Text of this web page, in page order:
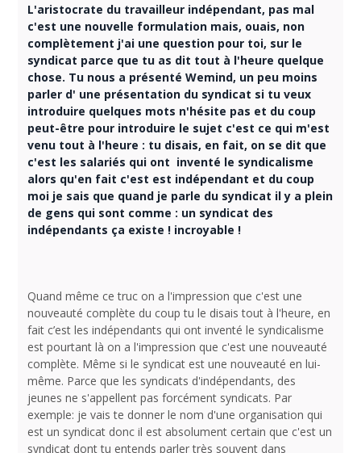
L'aristocrate du travailleur indépendant, pas mal
c'est une nouvelle formulation mais, ouais, non
complètement j'ai une question pour toi, sur le
syndicat parce que tu as dit tout à l'heure quelque
chose. Tu nous a présenté Wemind, un peu moins
parler d' une présentation du syndicat si tu veux
introduire quelques mots n'hésite pas et du coup
peut-être pour introduire le sujet c'est ce qui m'est
venu tout à l'heure : tu disais, en fait, on se dit que
c'est les salariés qui ont inventé le syndicalisme
alors qu'en fait c'est est indépendant et du coup
moi je sais que quand je parle du syndicat il y a plein
de gens qui sont comme : un syndicat des
indépendants ça existe ! incroyable !
Quand même ce truc on a l'impression que c'est une
nouveauté complète du coup tu le disais tout à l'heure, en
fait c’est les indépendants qui ont inventé le syndicalisme
est pourtant là on a l'impression que c'est une nouveauté
complète. Même si le syndicat est une nouveauté en lui-
même. Parce que les syndicats d'indépendants, des
jeunes ne s'appellent pas forcément syndicats. Par
exemple: je vais te donner le nom d'une organisation qui
est un syndicat donc il est absolument certain que c'est un
syndicat dont tu entends parler très souvent dans